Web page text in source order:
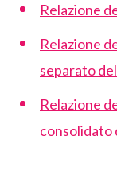
Relazione
Relazione
separato
Relazione
consolidato